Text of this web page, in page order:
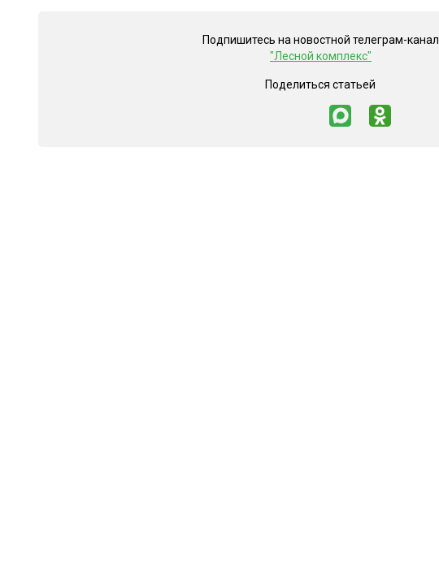
Подпишитесь на новостной телеграм-канал
"Лесной комплекс"
Поделиться статьей